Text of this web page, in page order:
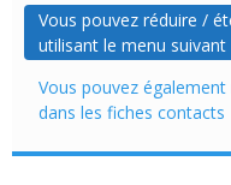
Vous pouvez réduire /
utilisant le menu suivant
Vous pouvez
dans les fiches contacts